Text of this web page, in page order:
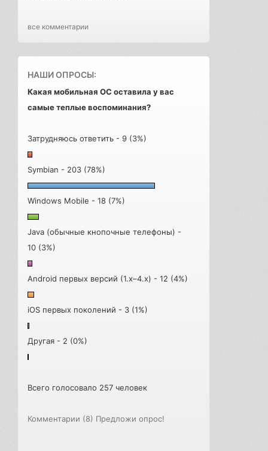
все комментарии
НАШИ ОПРОСЫ:
Какая мобильная ОС оставила у вас
самые теплые воспоминания?
Затрудняюсь ответить - 9 (3%)
Symbian - 203 (78%)
Windows Mobile - 18 (7%)
Java (обычные кнопочные телефоны) -
10 (3%)
Android первых версий (1.x–4.x) - 12 (4%)
iOS первых поколений - 3 (1%)
Другая - 2 (0%)
Всего голосовало 257 человек
Комментарии (8) Предложи опрос!